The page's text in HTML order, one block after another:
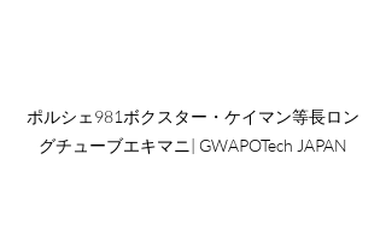
ポルシェ981ボクスター・ケイマン等長ロン
グチューブエキマニ| GWAPOTech JAPAN